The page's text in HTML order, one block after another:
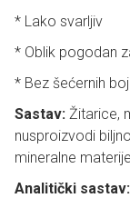
* Lako svarljiv
* Oblik pogodan
* Bez šećernih
Sastav: Žitarice,
nusproizvodi
mineralne
Analitički sastav: